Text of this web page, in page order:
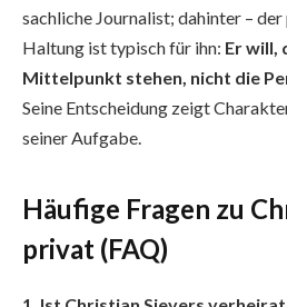
sachliche Journalist; dahinter –
Haltung ist typisch für ihn: Er will,
Mittelpunkt stehen, nicht die
Seine Entscheidung zeigt
seiner Aufgabe.
Häufige Fragen zu
privat (FAQ)